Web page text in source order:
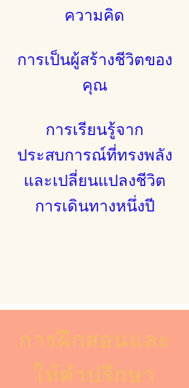
ความคิด
การเป็นผู้สร้างชีวิตของ
คุณ
การเรียนรู้จาก
ประสบการณ์ที่ทรงพลัง
และเปลี่ยนแปลงชีวิต
การเดินทางหนึ่งปี
การฝึกสอนและ
ให้คำปรึกษา